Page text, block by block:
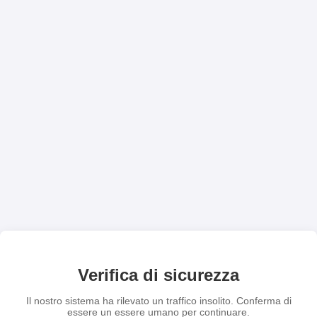
Verifica di sicurezza
Il nostro sistema ha rilevato un traffico insolito. Conferma di
essere un essere umano per continuare.